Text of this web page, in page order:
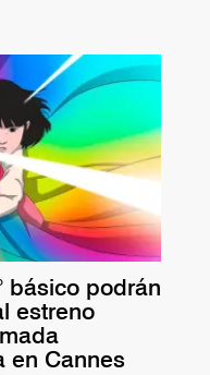
básico podrán
estreno
en Cannes